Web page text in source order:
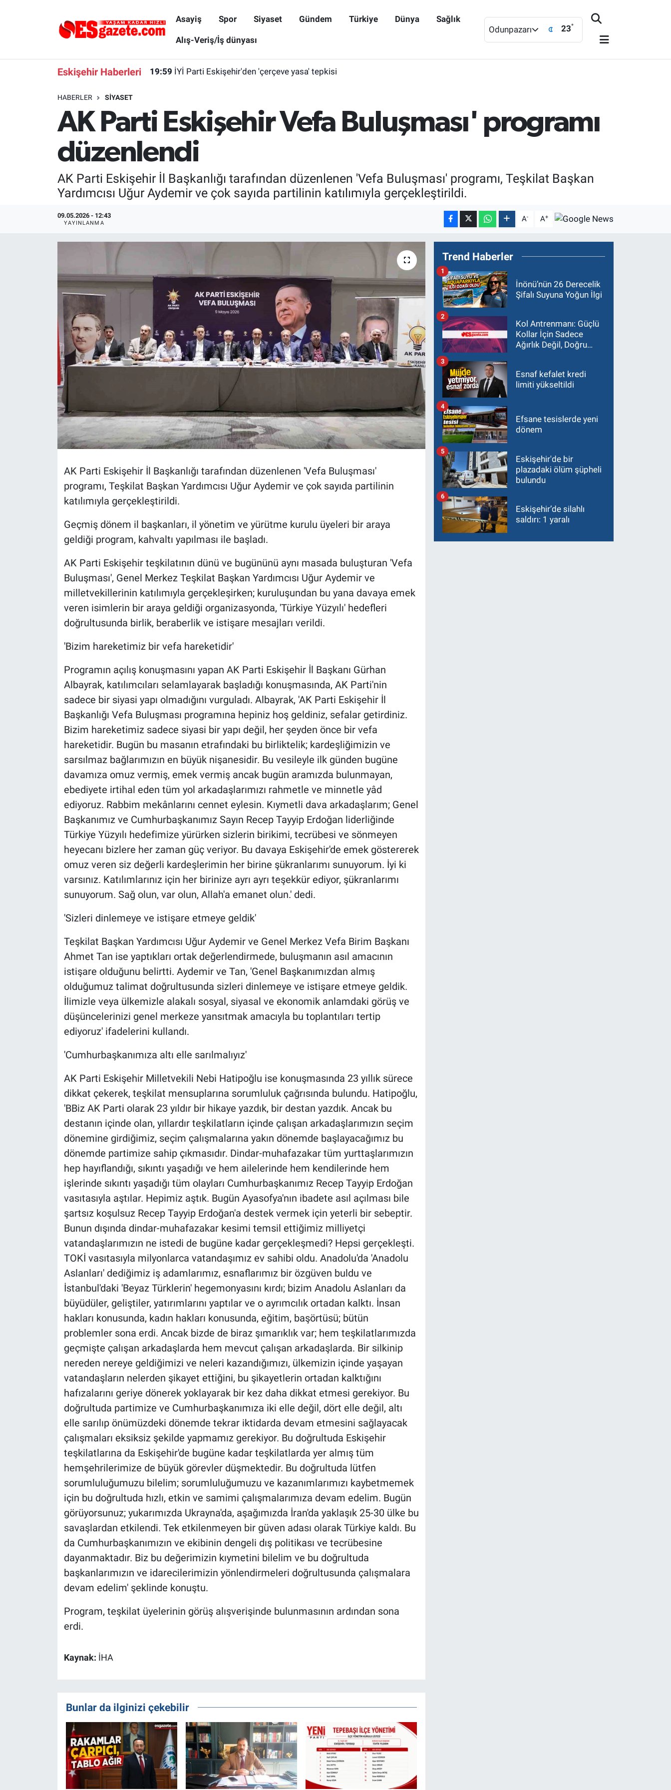
Asayiş Spor Siyaset Gündem Türkiye Dünya Sağlık
Alış-Veriş/İş dünyası
Odunpazarı 23°
Eskişehir Haberleri 19:59 İYİ Parti Eskişehir'den 'çerçeve yasa' tepkisi
HABERLER SIYASET
AK Parti Eskişehir Vefa Buluşması' programı
düzenlendi
AK Parti Eskişehir İl Başkanlığı tarafından düzenlenen 'Vefa Buluşması' programı, Teşkilat Başkan
Yardımcısı Uğur Aydemir ve çok sayıda partilinin katılımıyla gerçekleştirildi.
09.05.2026 - 12:43
YAYINLANMA A- A+
AK Parti Eskişehir İl Başkanlığı tarafından düzenlenen 'Vefa Buluşması'
programı, Teşkilat Başkan Yardımcısı Uğur Aydemir ve çok sayıda partilinin
katılımıyla gerçekleştirildi.
Geçmiş dönem il başkanları, il yönetim ve yürütme kurulu üyeleri bir araya
geldiği program, kahvaltı yapılması ile başladı.
AK Parti Eskişehir teşkilatının dünü ve bugününü aynı masada buluşturan 'Vefa
Buluşması', Genel Merkez Teşkilat Başkan Yardımcısı Uğur Aydemir ve
milletvekillerinin katılımıyla gerçekleşirken; kuruluşundan bu yana davaya emek
veren isimlerin bir araya geldiği organizasyonda, 'Türkiye Yüzyılı' hedefleri
doğrultusunda birlik, beraberlik ve istişare mesajları verildi.
'Bizim hareketimiz bir vefa hareketidir'
Programın açılış konuşmasını yapan AK Parti Eskişehir İl Başkanı Gürhan
Albayrak, katılımcıları selamlayarak başladığı konuşmasında, AK Parti'nin
sadece bir siyasi yapı olmadığını vurguladı. Albayrak, 'AK Parti Eskişehir İl
Başkanlığı Vefa Buluşması programına hepiniz hoş geldiniz, sefalar getirdiniz.
Bizim hareketimiz sadece siyasi bir yapı değil, her şeyden önce bir vefa
hareketidir. Bugün bu masanın etrafındaki bu birliktelik; kardeşliğimizin ve
sarsılmaz bağlarımızın en büyük nişanesidir. Bu vesileyle ilk günden bugüne
davamıza omuz vermiş, emek vermiş ancak bugün aramızda bulunmayan,
ebediyete irtihal eden tüm yol arkadaşlarımızı rahmetle ve minnetle yâd
ediyoruz. Rabbim mekânlarını cennet eylesin. Kıymetli dava arkadaşlarım; Genel
Başkanımız ve Cumhurbaşkanımız Sayın Recep Tayyip Erdoğan liderliğinde
Türkiye Yüzyılı hedefimize yürürken sizlerin birikimi, tecrübesi ve sönmeyen
heyecanı bizlere her zaman güç veriyor. Bu davaya Eskişehir'de emek göstererek
omuz veren siz değerli kardeşlerimin her birine şükranlarımı sunuyorum. İyi ki
varsınız. Katılımlarınız için her birinize ayrı ayrı teşekkür ediyor, şükranlarımı
sunuyorum. Sağ olun, var olun, Allah'a emanet olun.' dedi.
'Sizleri dinlemeye ve istişare etmeye geldik'
Teşkilat Başkan Yardımcısı Uğur Aydemir ve Genel Merkez Vefa Birim Başkanı
Ahmet Tan ise yaptıkları ortak değerlendirmede, buluşmanın asıl amacının
istişare olduğunu belirtti. Aydemir ve Tan, 'Genel Başkanımızdan almış
olduğumuz talimat doğrultusunda sizleri dinlemeye ve istişare etmeye geldik.
İlimizle veya ülkemizle alakalı sosyal, siyasal ve ekonomik anlamdaki görüş ve
düşüncelerinizi genel merkeze yansıtmak amacıyla bu toplantıları tertip
ediyoruz' ifadelerini kullandı.
'Cumhurbaşkanımıza altı elle sarılmalıyız'
AK Parti Eskişehir Milletvekili Nebi Hatipoğlu ise konuşmasında 23 yıllık sürece
dikkat çekerek, teşkilat mensuplarına sorumluluk çağrısında bulundu. Hatipoğlu,
'BBiz AK Parti olarak 23 yıldır bir hikaye yazdık, bir destan yazdık. Ancak bu
destanın içinde olan, yıllardır teşkilatların içinde çalışan arkadaşlarımızın seçim
dönemine girdiğimiz, seçim çalışmalarına yakın dönemde başlayacağımız bu
dönemde partimize sahip çıkmasıdır. Dindar-muhafazakar tüm yurttaşlarımızın
hep hayıflandığı, sıkıntı yaşadığı ve hem ailelerinde hem kendilerinde hem
işlerinde sıkıntı yaşadığı tüm olayları Cumhurbaşkanımız Recep Tayyip Erdoğan
vasıtasıyla aştılar. Hepimiz aştık. Bugün Ayasofya'nın ibadete asıl açılması bile
şartsız koşulsuz Recep Tayyip Erdoğan'a destek vermek için yeterli bir sebeptir.
Bunun dışında dindar-muhafazakar kesimi temsil ettiğimiz milliyetçi
vatandaşlarımızın ne istedi de bugüne kadar gerçekleşmedi? Hepsi gerçekleşti.
TOKİ vasıtasıyla milyonlarca vatandaşımız ev sahibi oldu. Anadolu'da 'Anadolu
Aslanları' dediğimiz iş adamlarımız, esnaflarımız bir özgüven buldu ve
İstanbul'daki 'Beyaz Türklerin' hegemonyasını kırdı; bizim Anadolu Aslanları da
büyüdüler, geliştiler, yatırımlarını yaptılar ve o ayrımcılık ortadan kalktı. İnsan
hakları konusunda, kadın hakları konusunda, eğitim, başörtüsü; bütün
problemler sona erdi. Ancak bizde de biraz şımarıklık var; hem teşkilatlarımızda
geçmişte çalışan arkadaşlarda hem mevcut çalışan arkadaşlarda. Bir silkinip
nereden nereye geldiğimizi ve neleri kazandığımızı, ülkemizin içinde yaşayan
vatandaşların nelerden şikayet ettiğini, bu şikayetlerin ortadan kalktığını
hafızalarını geriye dönerek yoklayarak bir kez daha dikkat etmesi gerekiyor. Bu
doğrultuda partimize ve Cumhurbaşkanımıza iki elle değil, dört elle değil, altı
elle sarılıp önümüzdeki dönemde tekrar iktidarda devam etmesini sağlayacak
çalışmaları eksiksiz şekilde yapmamız gerekiyor. Bu doğrultuda Eskişehir
teşkilatlarına da Eskişehir'de bugüne kadar teşkilatlarda yer almış tüm
hemşehrilerimize de büyük görevler düşmektedir. Bu doğrultuda lütfen
sorumluluğumuzu bilelim; sorumluluğumuzu ve kazanımlarımızı kaybetmemek
için bu doğrultuda hızlı, etkin ve samimi çalışmalarımıza devam edelim. Bugün
görüyorsunuz; yukarımızda Ukrayna'da, aşağımızda İran'da yaklaşık 25-30 ülke bu
savaşlardan etkilendi. Tek etkilenmeyen bir güven adası olarak Türkiye kaldı. Bu
da Cumhurbaşkanımızın ve ekibinin dengeli dış politikası ve tecrübesine
dayanmaktadır. Biz bu değerimizin kıymetini bilelim ve bu doğrultuda
başkanlarımızın ve idarecilerimizin yönlendirmeleri doğrultusunda çalışmalara
devam edelim' şeklinde konuştu.
Program, teşkilat üyelerinin görüş alışverişinde bulunmasının ardından sona
erdi.
Kaynak: İHA
Bunlar da ilginizi çekebilir
Trend Haberler
İnönü’nün 26 Derecelik
Şifalı Suyuna Yoğun İlgi
1
Kol Antrenmanı: Güçlü
Kollar İçin Sadece
Ağırlık Değil, Doğru
2
Esnaf kefalet kredi
limiti yükseltildi
3
Efsane tesislerde yeni
dönem
4
Eskişehir'de bir
plazadaki ölüm şüpheli
bulundu
5
Eskişehir’de silahlı
saldırı: 1 yaralı
6
Alış-Veriş/İş dünyası
Eskişehirspor Arşivi
Eskişehir Arşivi
Ekonomi
Kültür Sanat
Politika
Magazin
Bilim ve Teknoloji
Eskişehir Nöbetçi Eczaneler
Süper Lig Puan Durumu ve Fikstür
Tüm Manşetler
Haber Arşivi